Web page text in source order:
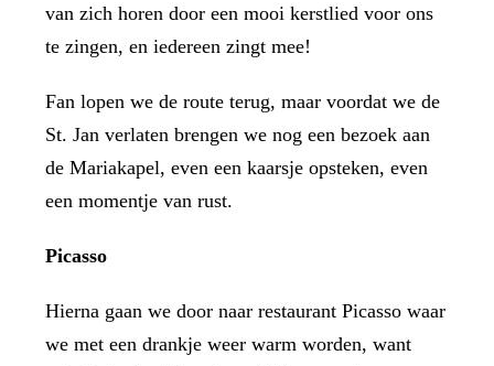
van zich horen door een mooi kerstlied voor ons
te zingen, en iedereen zingt mee!
Fan lopen we de route terug, maar voordat we de
St. Jan verlaten brengen we nog een bezoek aan
de Mariakapel, even een kaarsje opsteken, even
een momentje van rust.
Picasso
Hierna gaan we door naar restaurant Picasso waar
we met een drankje weer warm worden, want